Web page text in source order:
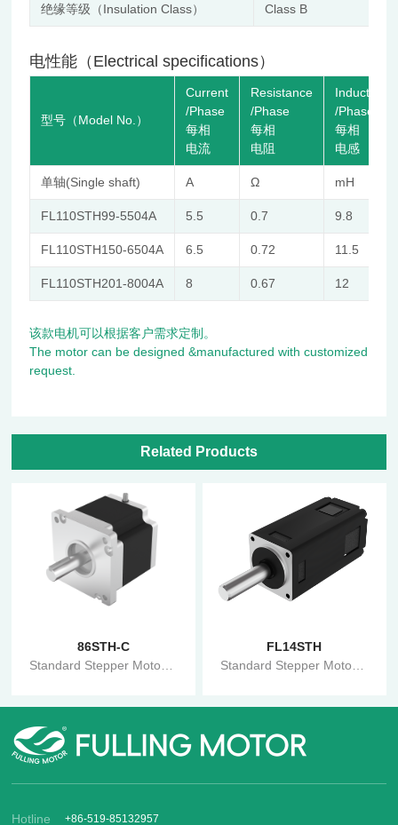
绝缘等级（Insulation Class） Class B
电性能（Electrical specifications）
型号（Model No.）
Current
/Phase
每相
电流
Resistance
/Phase
每相
电阻
Inductance
/Phase
每相
电感
单轴(Single shaft) A Ω mH
FL110STH99-5504A 5.5 0.7 9.8
FL110STH150-6504A 6.5 0.72 11.5
FL110STH201-8004A 8 0.67 12
该款电机可以根据客户需求定制。
The motor can be designed &manufactured with customized
request.
Related Products
86STH-C
FL14STH
Hotline +86-519-85132957